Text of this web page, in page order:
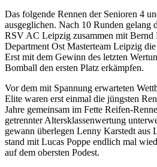
Das folgende Rennen der Senioren 4
ausgeglichen. Nach 10 Runden gelang
RSV AC Leipzig zusammen mit Bernd
Department Ost Masterteam Leipzig
Erst mit dem Gewinn des letzten
Bomball den ersten Platz erkämpfen.
Vor dem mit Spannung erwarteten
Elite waren erst einmal die jüngsten
Jahre gemeinsam im Fette Reifen-
getrennter Altersklassenwertung
gewann überlegen Lenny Karstedt aus
stand mit Lucas Poppe endlich mal
auf dem obersten Podest.